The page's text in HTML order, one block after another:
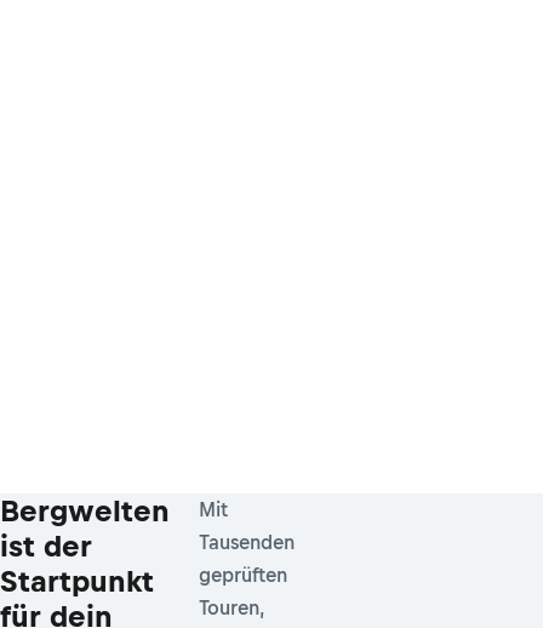
Bergwelten
ist der
Startpunkt
für dein
Mit
Tausenden
geprüften
Touren,